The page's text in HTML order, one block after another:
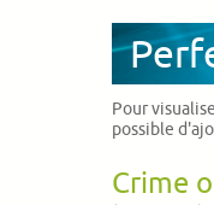
Pour
possible
Crime